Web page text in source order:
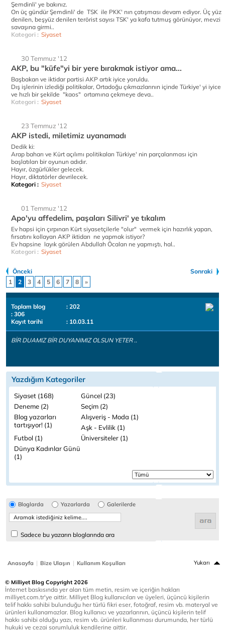
Şemdinli' ye bakınız.
On üç gündür Şemdinli' de TSK ile PKK' nın çatışması devam ediyor. Üç yüz
denilen, beşyüz denilen terörist sayısı TSK' ya kafa tutmuş görünüyor, mevzi
savaşına girmi..
Kategori : Siyaset
30 Temmuz '12
AKP, bu "küfe"yi bir yere bırakmak istiyor ama...
Başbakan ve iktidar partisi AKP artık iyice yoruldu.
Dış işlerinin izlediği politikalar, Ortadoğu çıkmazlarının içinde Türkiye' yi iyice
ve hızlı bir şekilde "kaos" ortamına çekmeye deva..
Kategori : Siyaset
23 Temmuz '12
AKP istedi, miletimiz uyanamadı
Dedik ki:
Arap baharı ve Kürt açılımı politikaları Türkiye' nin parçalanması için
başlatılan bir oyunun adıdır.
Hayır, özgürlükler gelecek.
Hayır, diktatörler devrilecek.
Kategori : Siyaset
01 Temmuz '12
Apo'yu affedelim, paşaları Silivri' ye tıkalım
Ev hapsi için çırpınan Kürt siyasetçilerle "olur" vermek için hazırlık yapan,
fırsatını kollayan AKP iktidarı ne yapmak istiyor?
Ev hapsine layık görülen Abdullah Öcalan ne yapmıştı, hal..
Kategori : Siyaset
Önceki
Sonraki
1
2 3 4 5 6 7 8 »
Toplam blog
: 202
: 306
Kayıt tarihi
: 10.03.11
BİR DUAMIZ BİR DUYANIMIZ OLSUN YETER ..
Yazdığım Kategoriler
Siyaset (168)
Güncel (23)
Deneme (2)
Seçim (2)
Blog yazarları
tartışıyor! (1)
Alışveriş - Moda (1)
Aşk - Evlilik (1)
Futbol (1)
Üniversiteler (1)
Dünya Kadınlar Günü
(1)
Bloglarda Yazarlarda Galerilerde
Sadece bu yazarın bloglarında ara
Anasayfa | Bize Ulaşın | Kullanım Koşulları Yukarı
© Milliyet Blog Copyright 2026
İnternet baskısında yer alan tüm metin, resim ve içeriğin hakları
milliyet.com.tr'ye aittir. Milliyet Blog kullanıcıları ve üyeleri, üçüncü kişilerin
telif hakkı sahibi bulunduğu her türlü fikri eser, fotoğraf, resim vb. materyal ve
ürünleri kullanamazlar. Blog kullanıcı ve yazarlarının, üçüncü kişilerin telif
hakkı sahibi olduğu yazı, resim vb. ürünleri kullanması durumunda, her türlü
hukuki ve cezai sorumluluk kendilerine aittir.